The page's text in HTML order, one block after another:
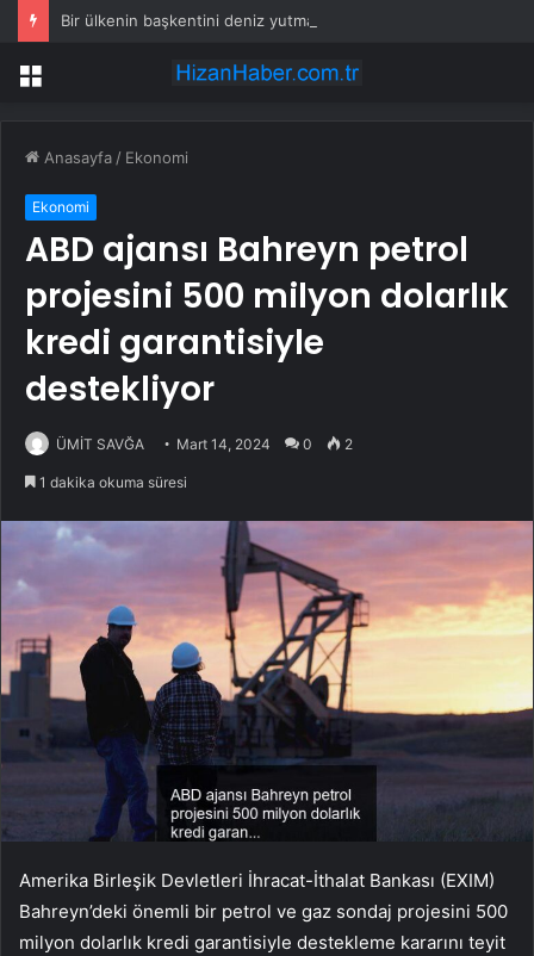
Bir ülkenin başkentini deniz yutmak üzere
Menü
Anasayfa / Ekonomi
Ekonomi
ABD ajansı Bahreyn petrol
projesini 500 milyon dolarlık
kredi garantisiyle
destekliyor
ÜMİT SAVĞA Mart 14, 2024 0 2
1 dakika okuma süresi
Amerika Birleşik Devletleri İhracat-İthalat Bankası (EXIM)
Bahreyn’deki önemli bir petrol ve gaz sondaj projesini 500
milyon dolarlık kredi garantisiyle destekleme kararını teyit